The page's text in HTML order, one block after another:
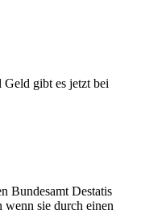
gibt es jetzt bei
Bundesamt Destatis
wenn sie durch einen